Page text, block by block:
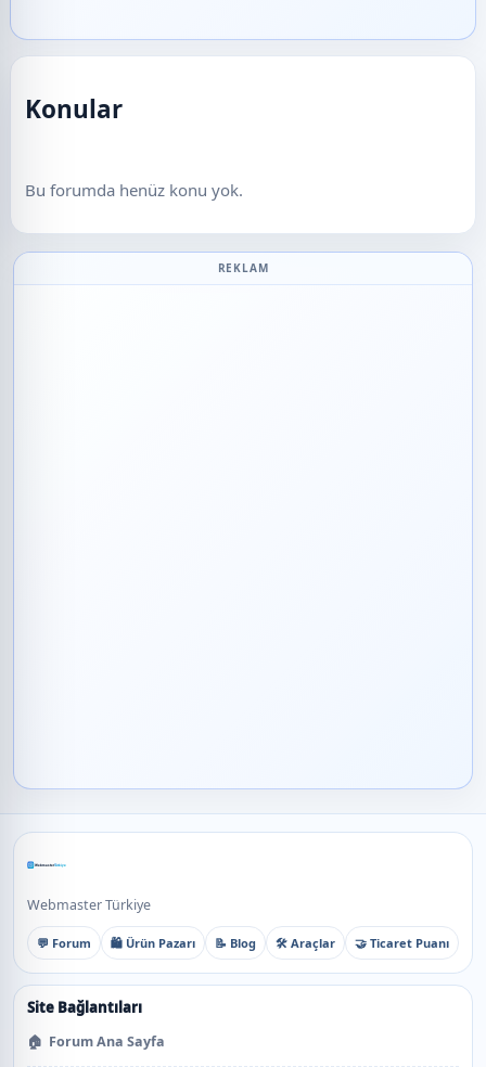
Konular
Bu forumda henüz konu yok.
REKLAM
Webmaster Türkiye
💬 Forum 🛍️ Ürün Pazarı 📝 Blog 🛠️ Araçlar 🤝 Ticaret Puanı
Site Bağlantıları
🏠 Forum Ana Sayfa